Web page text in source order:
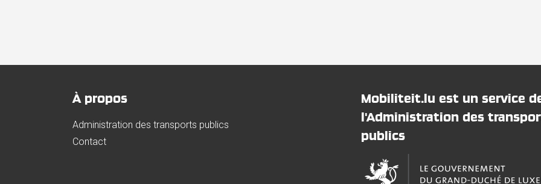
À propos
Administration des transports publics
Contact
Mobiliteit.lu est un service
l'Administration des
publics